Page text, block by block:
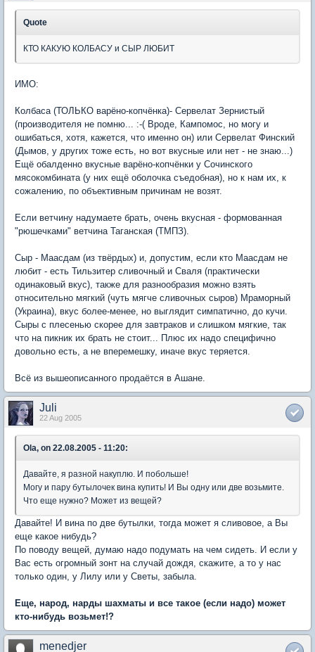
Quote
КТО КАКУЮ КОЛБАСУ и СЫР ЛЮБИТ
ИМО:
Колбаса (ТОЛЬКО варёно-копчёнка)- Сервелат Зернистый
(производителя не помню... :-( Вроде, Кампомос, но могу и
ошибаться, хотя, кажется, что именно он) или Сервелат Финский
(Дымов, у других тоже есть, но вот вкусные или нет - не знаю...)
Ещё обалденно вкусные варёно-копчёнки у Сочинского
мясокомбината (у них ещё оболочка съедобная), но к нам их, к
сожалению, по объективным причинам не возят.
Если ветчину надумаете брать, очень вкусная - формованная
"рюшечками" ветчина Таганская (ТМПЗ).
Сыр - Маасдам (из твёрдых) и, допустим, если кто Маасдам не
любит - есть Тильзитер сливочный и Сваля (практически
одинаковый вкус), также для разнообразия можно взять
относительно мягкий (чуть мягче сливочных сыров) Мраморный
(Украина), вкус более-менее, но выглядит симпатично, до кучи.
Сыры с плесенью скорее для завтраков и слишком мягкие, так
что на пикник их брать не стоит... Плюс их надо специфично
довольно есть, а не вперемешку, иначе вкус теряется.
Всё из вышеописанного продаётся в Ашане.
Juli
22 Aug 2005
Ola, on 22.08.2005 - 11:20:
Давайте, я разной накуплю. И побольше!
Могу и пару бутылочек вина купить! И Вы одну или две возьмите.
Что еще нужно? Может из вещей?
Давайте! И вина по две бутылки, тогда может я сливовое, а Вы
еще какое нибудь?
По поводу вещей, думаю надо подумать на чем сидеть. И если у
Вас есть огромный зонт на случай дождя, скажите, а то у нас
только один, у Лилу или у Светы, забыла.
Еще, народ, нарды шахматы и все такое (если надо) может
кто-нибудь возьмет!?
menedjer